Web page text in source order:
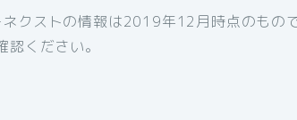
クストの情報は2019年12月時点のもの
ください。